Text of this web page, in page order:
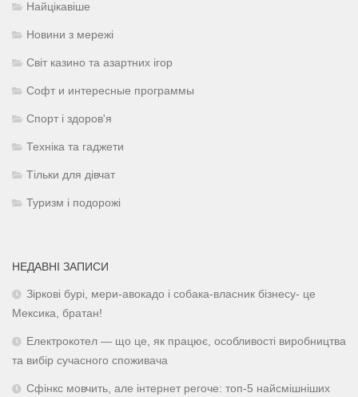
Найцікавіше
Новини з мережі
Світ казино та азартних ігор
Софт и интересные программы
Спорт і здоров'я
Техніка та гаджети
Тільки для дівчат
Туризм і подорожі
НЕДАВНІ ЗАПИСИ
Зіркові бурі, мери-авокадо і собака-власник бізнесу- це
Мексика, братан!
Електрокотел — що це, як працює, особливості виробництва
та вибір сучасного споживача
Сфінкс мовчить, але інтернет регоче: топ-5 найсмішніших